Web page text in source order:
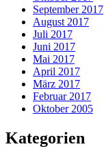
September 2017
August 2017
Juli 2017
Juni 2017
Mai 2017
April 2017
März 2017
Februar 2017
Oktober 2005
Kategorien